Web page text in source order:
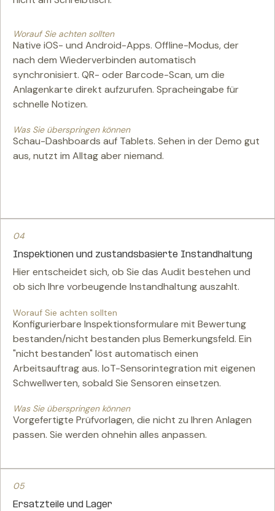
Worauf Sie achten sollten
Native iOS- und Android-Apps. Offline-Modus, der
nach dem Wiederverbinden automatisch
synchronisiert. QR- oder Barcode-Scan, um die
Anlagenkarte direkt aufzurufen. Spracheingabe für
schnelle Notizen.
Was Sie überspringen können
Schau-Dashboards auf Tablets. Sehen in der Demo gut
aus, nutzt im Alltag aber niemand.
04
Inspektionen und zustandsbasierte Instandhaltung
Hier entscheidet sich, ob Sie das Audit bestehen und
ob sich Ihre vorbeugende Instandhaltung auszahlt.
Worauf Sie achten sollten
Konfigurierbare Inspektionsformulare mit Bewertung
bestanden/nicht bestanden plus Bemerkungsfeld. Ein
"nicht bestanden" löst automatisch einen
Arbeitsauftrag aus. IoT-Sensorintegration mit eigenen
Schwellwerten, sobald Sie Sensoren einsetzen.
Was Sie überspringen können
Vorgefertigte Prüfvorlagen, die nicht zu Ihren Anlagen
passen. Sie werden ohnehin alles anpassen.
05
Ersatzteile und Lager